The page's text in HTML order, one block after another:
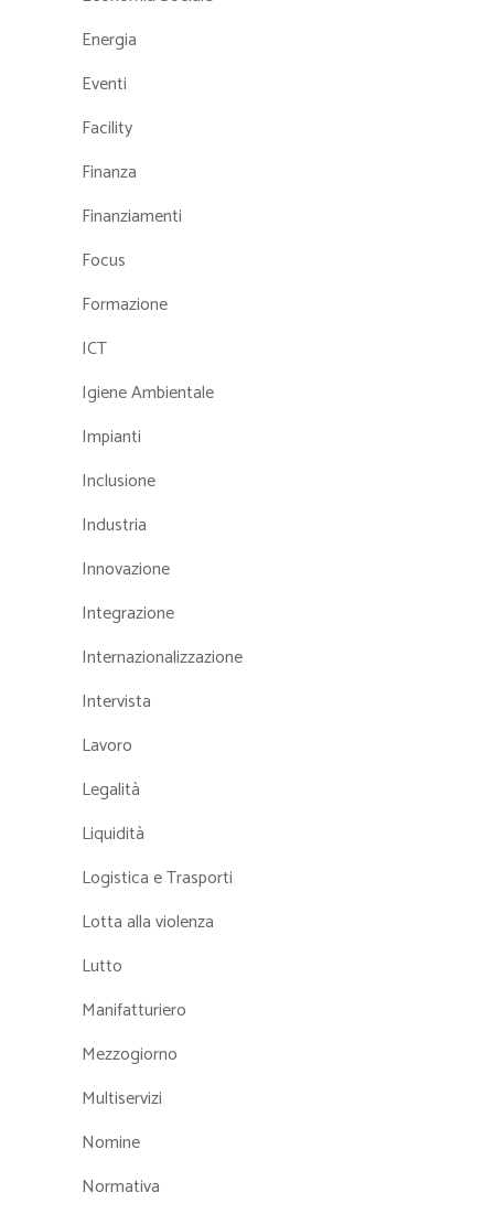
Energia
Eventi
Facility
Finanza
Finanziamenti
Focus
Formazione
ICT
Igiene Ambientale
Impianti
Inclusione
Industria
Innovazione
Integrazione
Internazionalizzazione
Intervista
Lavoro
Legalità
Liquidità
Logistica e Trasporti
Lotta alla violenza
Lutto
Manifatturiero
Mezzogiorno
Multiservizi
Nomine
Normativa